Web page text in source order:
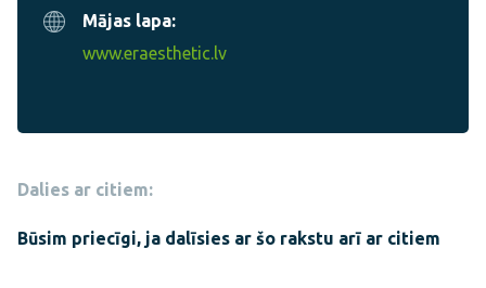
Mājas lapa:
www.eraesthetic.lv
Dalies ar citiem:
Būsim priecīgi, ja dalīsies ar šo rakstu arī ar citiem